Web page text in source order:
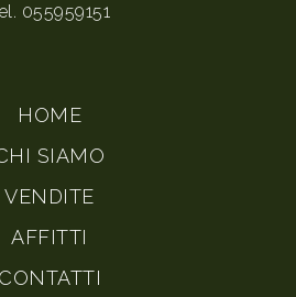
055959151
HOME
SIAMO
VENDITE
AFFITTI
CONTATTI